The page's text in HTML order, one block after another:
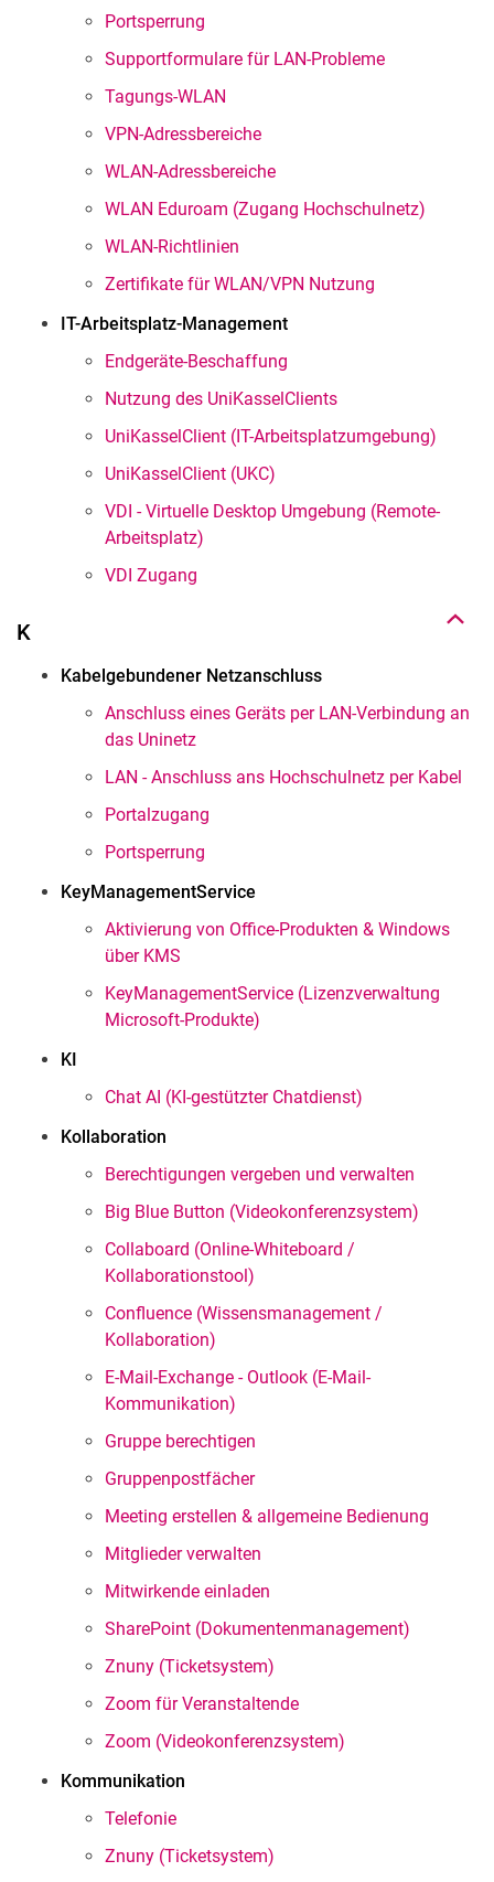
Portsperrung
Supportformulare für LAN-Probleme
Tagungs-WLAN
VPN-Adressbereiche
WLAN-Adressbereiche
WLAN Eduroam (Zugang Hochschulnetz)
WLAN-Richtlinien
Zertifikate für WLAN/VPN Nutzung
IT-Arbeitsplatz-Management
Endgeräte-Beschaffung
Nutzung des UniKasselClients
UniKasselClient (IT-Arbeitsplatzumgebung)
UniKasselClient (UKC)
VDI - Virtuelle Desktop Umgebung (Remote-
Arbeitsplatz)
VDI Zugang
K
Kabelgebundener Netzanschluss
Anschluss eines Geräts per LAN-Verbindung an
das Uninetz
LAN - Anschluss ans Hochschulnetz per Kabel
Portalzugang
Portsperrung
KeyManagementService
Aktivierung von Office-Produkten & Windows
über KMS
KeyManagementService (Lizenzverwaltung
Microsoft-Produkte)
KI
Chat AI (KI-gestützter Chatdienst)
Kollaboration
Berechtigungen vergeben und verwalten
Big Blue Button (Videokonferenzsystem)
Collaboard (Online-Whiteboard /
Kollaborationstool)
Confluence (Wissensmanagement /
Kollaboration)
E-Mail-Exchange - Outlook (E-Mail-
Kommunikation)
Gruppe berechtigen
Gruppenpostfächer
Meeting erstellen & allgemeine Bedienung
Mitglieder verwalten
Mitwirkende einladen
SharePoint (Dokumentenmanagement)
Znuny (Ticketsystem)
Zoom für Veranstaltende
Zoom (Videokonferenzsystem)
Kommunikation
Telefonie
Znuny (Ticketsystem)